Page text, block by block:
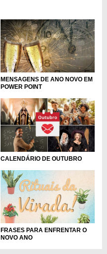
MENSAGENS DE ANO NOVO EM
POWER POINT
CALENDÁRIO DE OUTUBRO
FRASES PARA ENFRENTAR O
NOVO ANO